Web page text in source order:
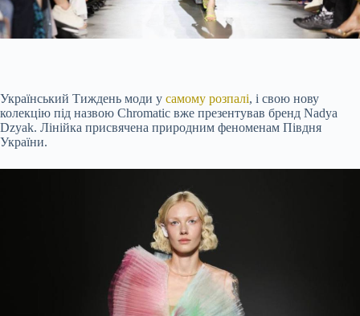
Український Тиждень моди у самому розпалі, і свою нову
колекцію під назвою Chromatic вже презентував бренд Nadya
Dzyak. Лінійка присвячена природним феноменам Півдня
України.